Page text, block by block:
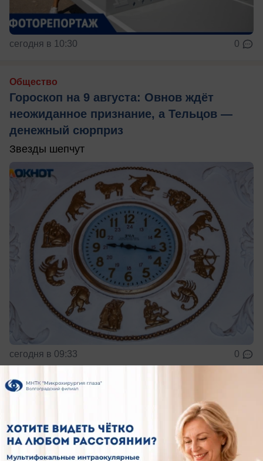
сегодня в 10:30 0
Общество
Гороскоп на 9 августа: Овнов ждёт
неожиданное признание, а Тельцов —
денежный сюрприз
Звезды шепчут
сегодня в 09:33 0
Общество
Гороскоп на 10 августа: кому в любви
повезёт, а кому стоит умерить аппетиты
Для всех знаков зодиака